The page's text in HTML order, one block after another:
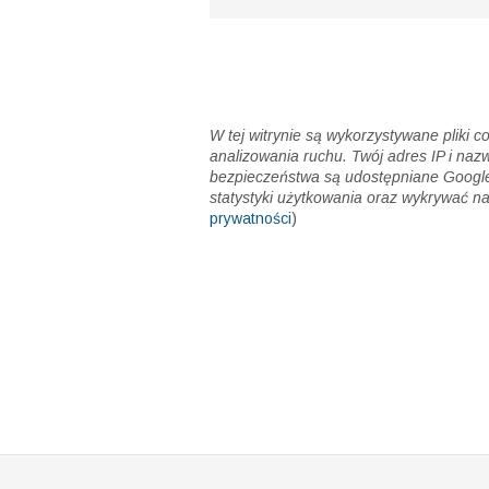
W tej witrynie są wykorzystywane pliki
analizowania ruchu. Twój adres IP i
bezpieczeństwa są udostępniane
statystyki użytkowania oraz wykrywać
prywatności)